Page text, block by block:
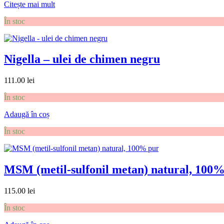
Citește mai mult
În stoc
Nigella – ulei de chimen negru
111.00 lei
În stoc
Adaugă în coș
În stoc
MSM (metil-sulfonil metan) natural,
115.00 lei
În stoc